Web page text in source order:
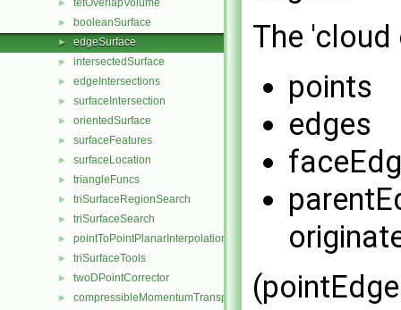
► tetOverlapVolume
► booleanSurface
► edgeSurface
► intersectedSurface
► edgeIntersections
► surfaceIntersection
► orientedSurface
► surfaceFeatures
► surfaceLocation
► triangleFuncs
► triSurfaceRegionSearch
► triSurfaceSearch
► pointToPointPlanarInterpolation
► triSurfaceTools
► twoDPointCorrector
► compressibleMomentumTransportModel
The
points
edges